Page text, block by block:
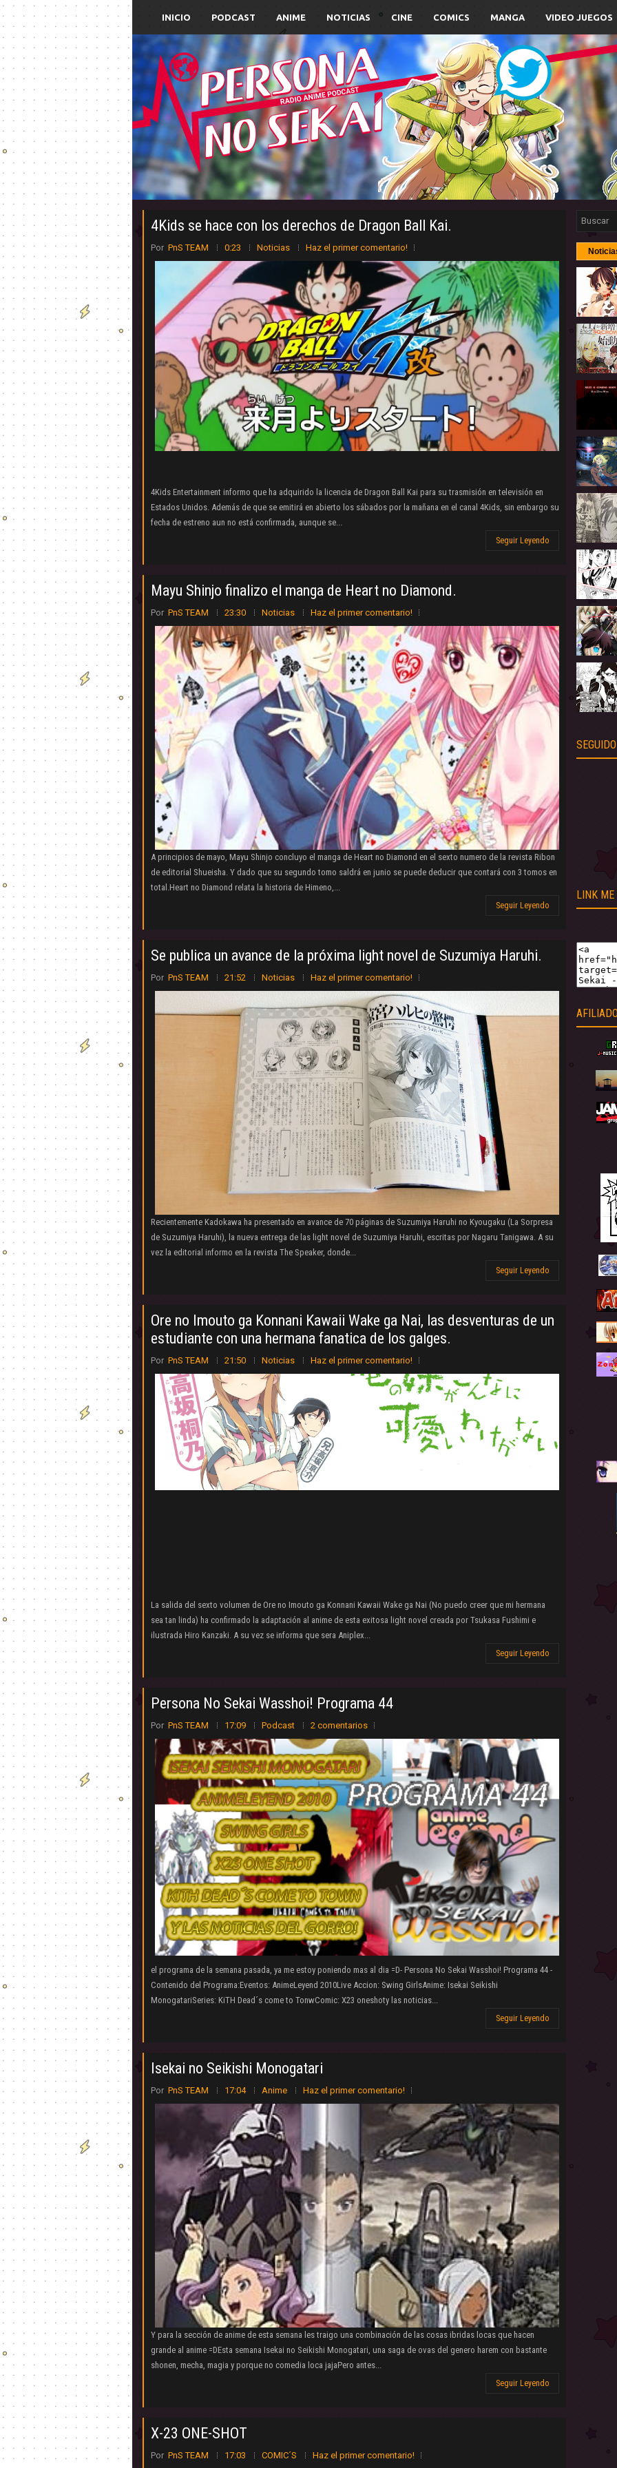
INICIO PODCAST ANIME NOTICIAS CINE COMICS MANGA VIDEO JUEGOS
4Kids se hace con los derechos de Dragon Ball Kai.
Por PnS TEAM 0:23 Noticias Haz el primer comentario!
4Kids Entertainment informo que ha adquirido la licencia de Dragon Ball Kai para su trasmisión en televisión en
Estados Unidos. Además de que se emitirá en abierto los sábados por la mañana en el canal 4Kids, sin embargo su
fecha de estreno aun no está confirmada, aunque se...
Seguir Leyendo
Mayu Shinjo finalizo el manga de Heart no Diamond.
Por PnS TEAM 23:30 Noticias Haz el primer comentario!
A principios de mayo, Mayu Shinjo concluyo el manga de Heart no Diamond en el sexto numero de la revista Ribon
de editorial Shueisha. Y dado que su segundo tomo saldrá en junio se puede deducir que contará con 3 tomos en
total.Heart no Diamond relata la historia de Himeno,...
Seguir Leyendo
Se publica un avance de la próxima light novel de Suzumiya Haruhi.
Por PnS TEAM 21:52 Noticias Haz el primer comentario!
Recientemente Kadokawa ha presentado en avance de 70 páginas de Suzumiya Haruhi no Kyougaku (La Sorpresa
de Suzumiya Haruhi), la nueva entrega de las light novel de Suzumiya Haruhi, escritas por Nagaru Tanigawa. A su
vez la editorial informo en la revista The Speaker, donde...
Seguir Leyendo
Ore no Imouto ga Konnani Kawaii Wake ga Nai, las desventuras de un
estudiante con una hermana fanatica de los galges.
Por PnS TEAM 21:50 Noticias Haz el primer comentario!
La salida del sexto volumen de Ore no Imouto ga Konnani Kawaii Wake ga Nai (No puedo creer que mi hermana
sea tan linda) ha confirmado la adaptación al anime de esta exitosa light novel creada por Tsukasa Fushimi e
ilustrada Hiro Kanzaki. A su vez se informa que sera Aniplex...
Seguir Leyendo
Persona No Sekai Wasshoi! Programa 44
Por PnS TEAM 17:09 Podcast 2 comentarios
el programa de la semana pasada, ya me estoy poniendo mas al dia =D- Persona No Sekai Wasshoi! Programa 44 -
Contenido del Programa:Eventos: AnimeLeyend 2010Live Accion: Swing GirlsAnime: Isekai Seikishi
MonogatariSeries: KiTH Dead´s come to TonwComic: X23 oneshoty las noticias...
Seguir Leyendo
Isekai no Seikishi Monogatari
Por PnS TEAM 17:04 Anime Haz el primer comentario!
Y para la sección de anime de esta semana les traigo una combinación de las cosas ibridas locas que hacen
grande al anime =DEsta semana Isekai no Seikishi Monogatari, una saga de ovas del genero harem con bastante
shonen, mecha, magia y porque no comedia loca jajaPero antes...
Seguir Leyendo
X-23 ONE-SHOT
Por PnS TEAM 17:03 COMIC´S Haz el primer comentario!
LINK ME